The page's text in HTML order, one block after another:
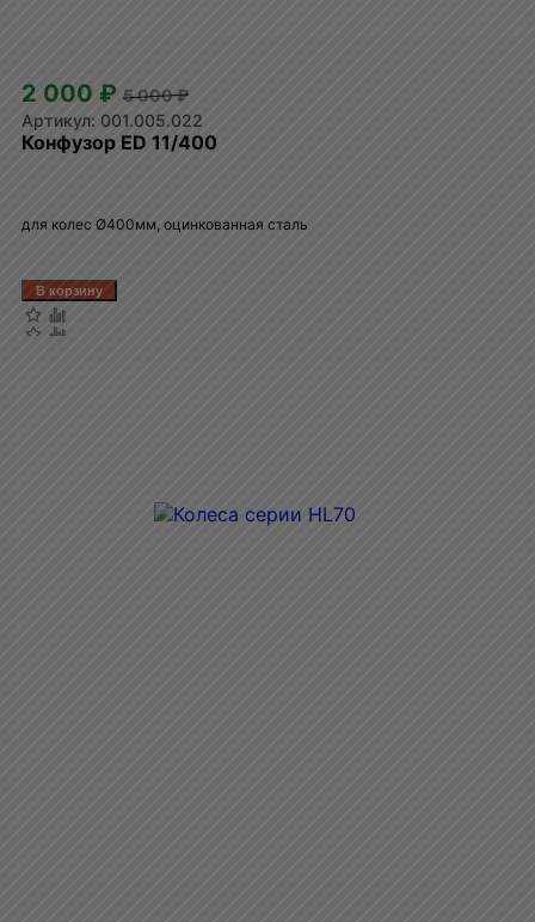
2 000 ₽ 5 000 ₽
001.005.022
Конфузор ED 11/400
для колес Ø400мм, оцинкованная сталь